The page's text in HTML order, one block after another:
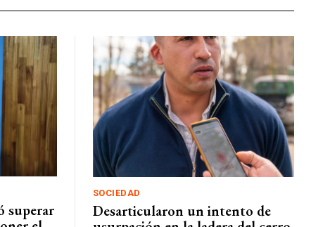
superar
SOCIEDAD
Desarticularon un intento de